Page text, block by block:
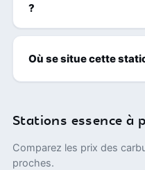
?
Où se situe cette
Stations essence à
Comparez les prix des
proches.